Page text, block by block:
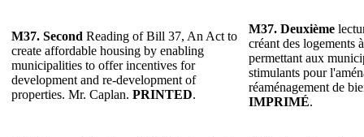
M37. Second Reading of Bill 37, An Act to
create affordable housing by enabling
municipalities to offer incentives for
development and re-development of
properties. Mr. Caplan. PRINTED.
M37. Deuxième
créant des logements
permettant aux
stimulants pour
réaménagement de
IMPRIMÉ.